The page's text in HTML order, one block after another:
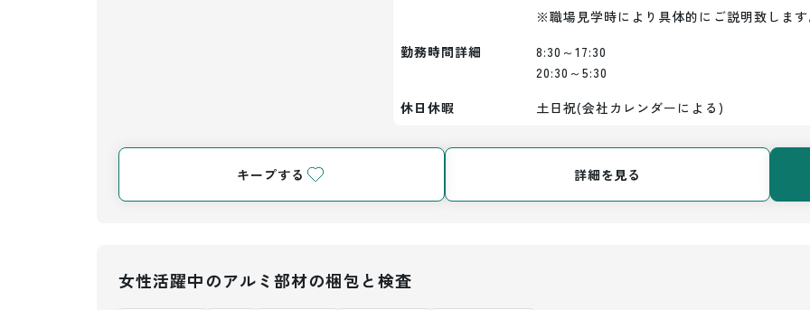
勤務時間詳細
8:30～17:30
20:30～5:30
休日休暇
土日祝(会社カレンダーによる)
キープする 詳細を見る
女性活躍中のアルミ部材の梱包と検査